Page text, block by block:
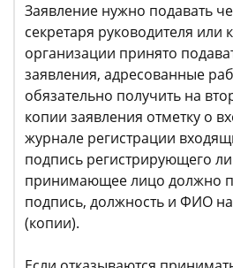
Заявление нужно подавать
секретаря руководителя или
организации принято
заявления, адресованные
обязательно получить на
копии заявления отметку о
журнале регистрации
подпись регистрирующего
принимающее лицо должно
подпись, должность и ФИО
(копии).